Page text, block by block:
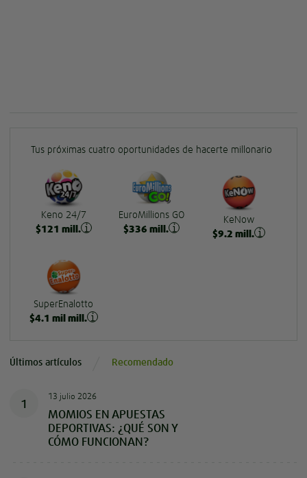
Tus próximas cuatro oportunidades de hacerte millonario
Keno 24/7
$121 mill.
EuroMillions GO
$336 mill.
KeNow
$9.2 mill.
SuperEnalotto
$4.1 mil mill.
Últimos artículos Recomendado
1 13 julio 2026
MOMIOS EN APUESTAS
DEPORTIVAS: ¿QUÉ SON Y
CÓMO FUNCIONAN?